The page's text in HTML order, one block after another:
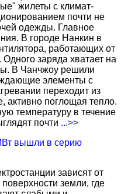
жилеты с климат-
почти не
одежды. Главное
В городе Нанкин в
работающих от
заряда хватает на
В Чанчжоу решили
элементы с
переходит из
активно поглощая тепло.
температуру в течение
почти ...>>
вышли в серию
зависят от
земли, где